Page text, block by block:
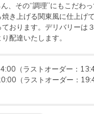
、その“調理”にもこだわ
き上げる関東風に仕上げ
おります。デリバリーは
配達いたします。
（ラストオーダー：
（ラストオーダー：